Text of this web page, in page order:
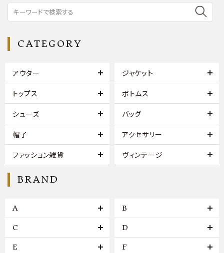
CATEGORY
アウター ジャケット
トップス ボトムス
シューズ バッグ
帽子 アクセサリー
ファッション雑貨 ヴィンテージ
BRAND
A B
C D
E F